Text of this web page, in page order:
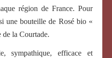
région de France. Pour
une bouteille de Rosé bio «
de la Courtade.
sympathique, efficace et